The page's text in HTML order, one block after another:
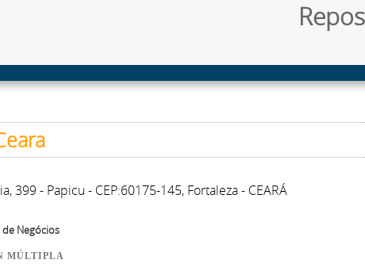
399 - Papicu - CEP:60175-145, Fortaleza - CEARÁ
Negócios
MÚLTIPLA